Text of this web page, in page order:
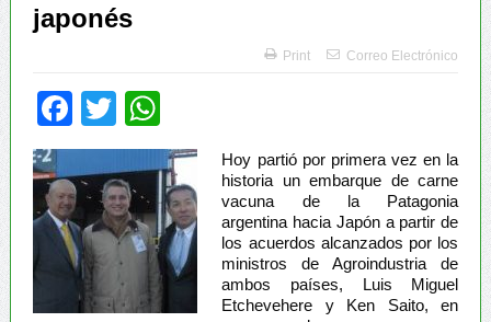
japonés
Print Correo Electrónico
Facebook
Twitter
Hoy partió por primera vez en la
historia un embarque de carne
vacuna de la Patagonia
argentina hacia Japón a partir de
los acuerdos alcanzados por los
ministros de Agroindustria de
ambos países, Luis Miguel
Etchevehere y Ken Saito, en